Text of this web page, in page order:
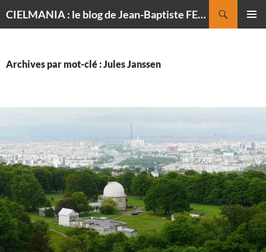
CIELMANIA : le blog de Jean-Baptiste FELDMANN, photographe du ciel
Archives par mot-clé : Jules Janssen